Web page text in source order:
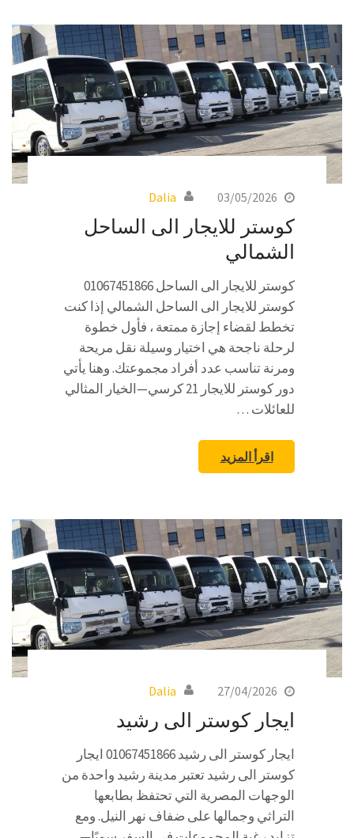
03/05/2026
Dalia
كوستر للايجار الى الساحل
الشمالي
كوستر للايجار الى الساحل 01067451866
كوستر للايجار الى الساحل الشمالي إذا كنت
تخطط لقضاء إجازة ممتعة ، فأول خطوة
لرحلة ناجحة هي اختيار وسيلة نقل مريحة
ومرنة تناسب عدد أفراد مجموعتك. وهنا يأتي
دور كوستر للايجار 21 كرسي—الخيار المثالي
للعائلات …
اقرأ المزيد
27/04/2026
Dalia
ايجار كوستر الى رشيد
ايجار كوستر الى رشيد 01067451866 ايجار
كوستر الى رشيد تعتبر مدينة رشيد واحدة من
الوجهات المصرية التي تحتفظ بطابعها
التراثي وجمالها على ضفاف نهر النيل. ومع